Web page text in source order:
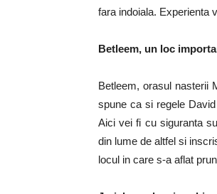
fara indoiala. Experienta
Betleem, un loc
Betleem, orasul nasterii
spune ca si regele
Aici vei fi cu siguranta
din lume de altfel si
locul in care s-a aflat